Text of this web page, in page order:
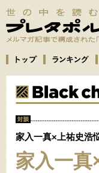
家入一真×上祐史浩
家入一真